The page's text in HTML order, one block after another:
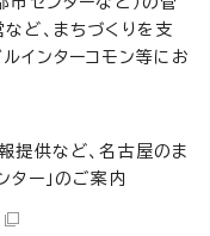
ど、まちづくりを支
インターコモン等にお
提供など、名古屋のま
ター」のご案内